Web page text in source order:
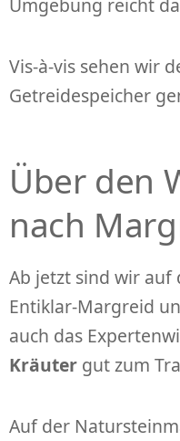
Umgebung reicht
Vis-à-vis sehen wir
Getreidespeicher
Über den
nach
Ab jetzt sind wir auf
Entiklar-Margreid
auch das
Kräuter gut zum
Auf der